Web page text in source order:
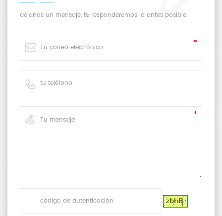
déjanos un mensaje, te responderemos lo antes posible.